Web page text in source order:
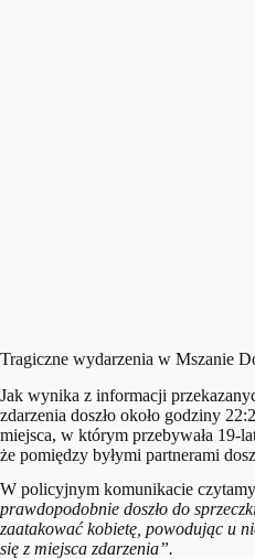
Tragiczne wydarzenia w Mszanie
Jak wynika z informacji
zdarzenia doszło około godziny
miejsca, w którym przebywała 19-
że pomiędzy byłymi partnerami
W policyjnym komunikacie
prawdopodobnie doszło do
zaatakować kobietę, powodując u
się z miejsca zdarzenia”.